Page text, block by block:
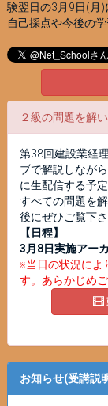
験翌日の3月9日(月)
自己採点や今後の
２級の問題を解
第38回建設業経
ブで解説しなが
に生配信する予定
すべての問題を
後にぜひご覧下さ
【日程】
3月8日実施アー
※当日の状況によ
す。あらかじめ
お知らせ(受講説